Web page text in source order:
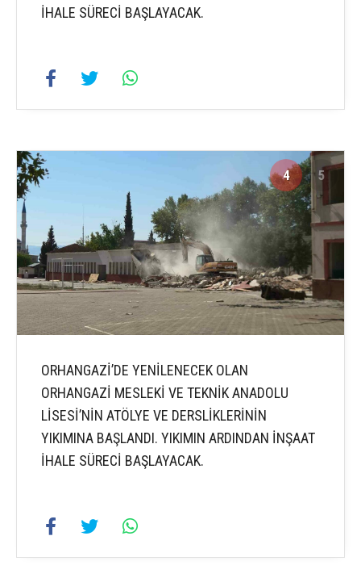
İHALE SÜRECİ BAŞLAYACAK.
4 5
ORHANGAZİ’DE YENİLENECEK OLAN
ORHANGAZİ MESLEKİ VE TEKNİK ANADOLU
LİSESİ’NİN ATÖLYE VE DERSLİKLERİNİN
YIKIMINA BAŞLANDI. YIKIMIN ARDINDAN İNŞAAT
İHALE SÜRECİ BAŞLAYACAK.